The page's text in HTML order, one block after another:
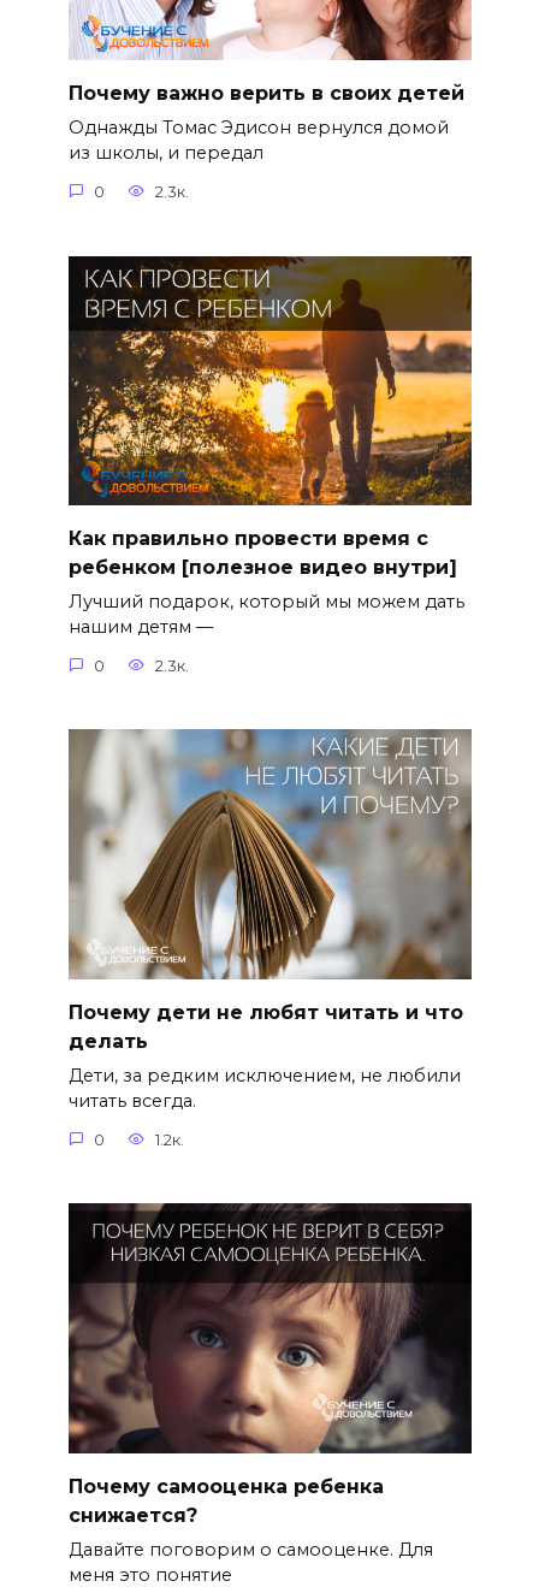
Почему важно верить в своих детей
Однажды Томас Эдисон вернулся домой
из школы, и передал
0 2.3к.
Как правильно провести время с
ребенком [полезное видео внутри]
Лучший подарок, который мы можем дать
нашим детям —
0 2.3к.
Почему дети не любят читать и что
делать
Дети, за редким исключением, не любили
читать всегда.
0 1.2к.
Почему самооценка ребенка
снижается?
Давайте поговорим о самооценке. Для
меня это понятие